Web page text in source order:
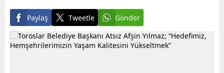
Paylaş Tweetle Gönder